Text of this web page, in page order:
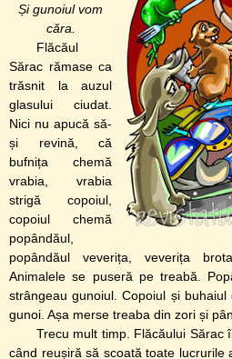
Și gunoiul vom
căra.
Flăcăul
Sărac rămase ca
trăsnit la auzul
glasului ciudat.
Nici nu apucă să-
și revină, că
bufnița chemă
vrabia, vrabia
strigă copoiul,
copoiul chemă
popândăul,
popândăul veverița, veverița
Animalele se puseră pe treabă.
strângeau gunoiul. Copoiul și
gunoi. Așa merse treaba din zori și
Trecu mult timp. Flăcăului Sărac
când reușiră să scoată toate lucrurile